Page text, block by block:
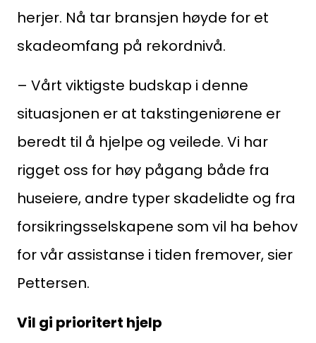
etter:
herjer. Nå tar bransjen høyde for et
skadeomfang på rekordnivå.
– Vårt viktigste budskap i denne
situasjonen er at takstingeniørene er
beredt til å hjelpe og veilede. Vi har
rigget oss for høy pågang både fra
huseiere, andre typer skadelidte og fra
forsikringsselskapene som vil ha behov
for vår assistanse i tiden fremover, sier
Pettersen.
Vil gi prioritert hjelp